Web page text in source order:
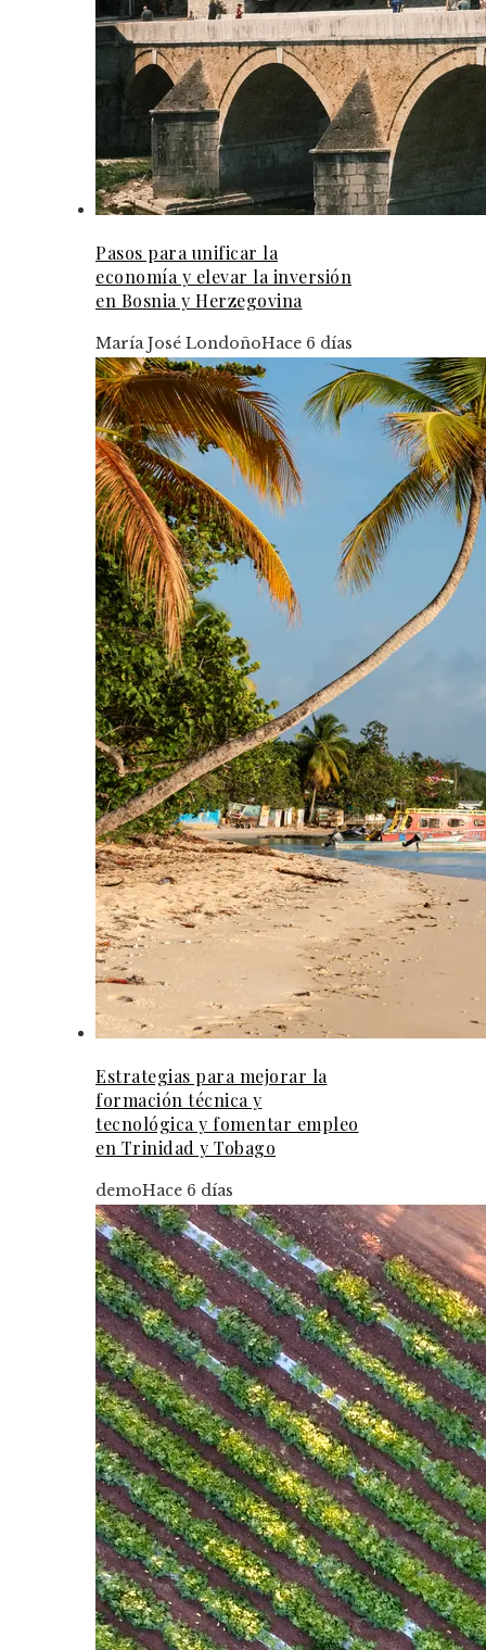
Pasos para unificar la
economía y elevar la inversión
en Bosnia y Herzegovina
María José LondoñoHace 6 días
Estrategias para mejorar la
formación técnica y
tecnológica y fomentar empleo
en Trinidad y Tobago
demoHace 6 días